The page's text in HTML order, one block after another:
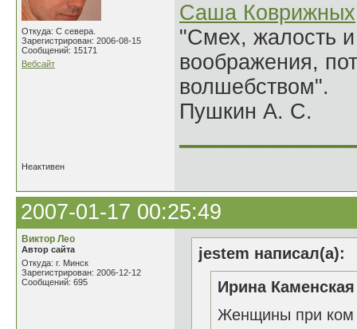
Откуда: С севера.
Зарегистрирован: 2006-08-15
Сообщений: 15171
Вебсайт
Саша Коврижных
"Смех, жалость
воображения,
волшебством".
Пушкин А. С.
Неактивен
2007-01-17 00:25:49
Виктор Лео
Автор сайта
Откуда: г. Минск
Зарегистрирован: 2006-12-12
Сообщений: 695
jestem написал(а):
Ирина
Женщины при ком